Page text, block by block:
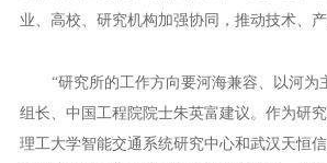
业、高校、研究机构加强协同，推动技术、产
“研究所的工作方向要河海兼容、以河为
组长、中国工程院院士朱英富建议。作为研
理工大学智能交通系统研究中心和武汉天恒